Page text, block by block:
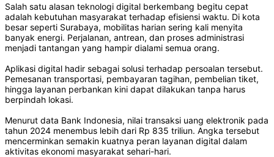
Salah satu alasan teknologi digital berkembang begitu cepat
adalah kebutuhan masyarakat terhadap efisiensi waktu. Di kota
besar seperti Surabaya, mobilitas harian sering kali menyita
banyak energi. Perjalanan, antrean, dan proses administrasi
menjadi tantangan yang hampir dialami semua orang.
Aplikasi digital hadir sebagai solusi terhadap persoalan tersebut.
Pemesanan transportasi, pembayaran tagihan, pembelian tiket,
hingga layanan perbankan kini dapat dilakukan tanpa harus
berpindah lokasi.
Menurut data Bank Indonesia, nilai transaksi uang elektronik pada
tahun 2024 menembus lebih dari Rp 835 triliun. Angka tersebut
mencerminkan semakin kuatnya peran layanan digital dalam
aktivitas ekonomi masyarakat sehari-hari.